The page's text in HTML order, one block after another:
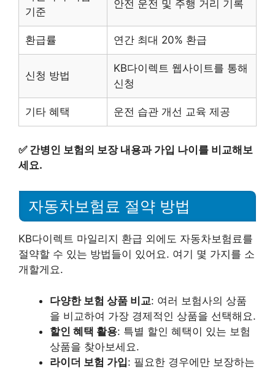
기준
안전 운전 및 주행 거리 기록
환급률 연간 최대 20% 환급
신청 방법
KB다이렉트 웹사이트를 통해
신청
기타 혜택 운전 습관 개선 교육 제공
✅ 간병인 보험의 보장 내용과 가입 나이를 비교해보
세요.
자동차보험료 절약 방법
KB다이렉트 마일리지 환급 외에도 자동차보험료를
절약할 수 있는 방법들이 있어요. 여기 몇 가지를 소
개할게요.
다양한 보험 상품 비교: 여러 보험사의 상품
을 비교하여 가장 경제적인 상품을 선택해요.
할인 혜택 활용: 특별 할인 혜택이 있는 보험
상품을 찾아보세요.
라이더 보험 가입: 필요한 경우에만 보장하는